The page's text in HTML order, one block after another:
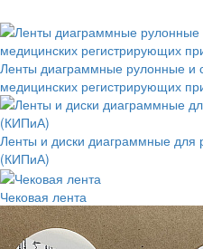
Ленты диаграммные рулонные и
медицинских регистрирующих
Ленты и диски диаграммные для
(КИПиА)
Чековая лента